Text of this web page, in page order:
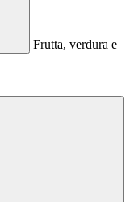
Frutta, verdura e